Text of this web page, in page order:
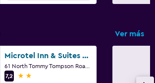
Ver más
Microtel Inn & Suites by Wyndham Salt Lake City Airport
7,2
2 estrellas